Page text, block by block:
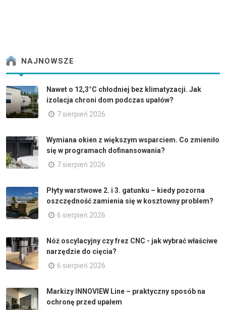
NAJNOWSZE
Nawet o 12,3°C chłodniej bez klimatyzacji. Jak
izolacja chroni dom podczas upałów?
7 sierpień 2026
Wymiana okien z większym wsparciem. Co zmieniło
się w programach dofinansowania?
7 sierpień 2026
Płyty warstwowe 2. i 3. gatunku – kiedy pozorna
oszczędność zamienia się w kosztowny problem?
6 sierpień 2026
Nóż oscylacyjny czy frez CNC - jak wybrać właściwe
narzędzie do cięcia?
6 sierpień 2026
Markizy INNOVIEW Line – praktyczny sposób na
ochronę przed upałem